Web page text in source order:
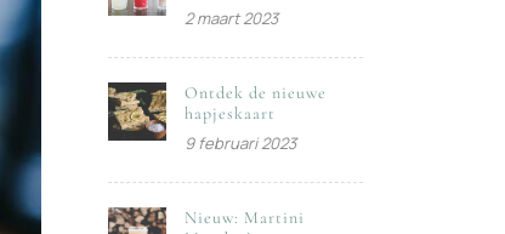
2 maart 2023
Ontdek de nieuwe
hapjeskaart
9 februari 2023
Nieuw: Martini